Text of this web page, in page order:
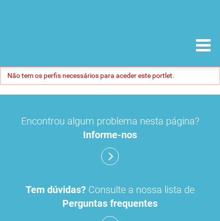
Não tem os perfis necessários para aceder este portlet.
Encontrou algum problema nesta página?
Informe-nos
Tem dúvidas? Consulte a nossa lista de
Perguntas frequentes